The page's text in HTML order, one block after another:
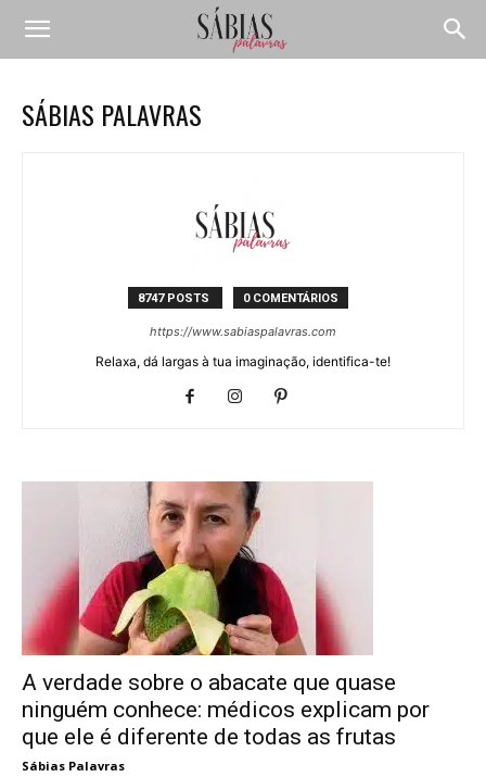
SÁBIAS PALAVRAS
8747 POSTS 0 COMENTÁRIOS
https://www.sabiaspalavras.com
Relaxa, dá largas à tua imaginação, identifica-te!
A verdade sobre o abacate que quase
ninguém conhece: médicos explicam por
que ele é diferente de todas as frutas
Sábias Palavras